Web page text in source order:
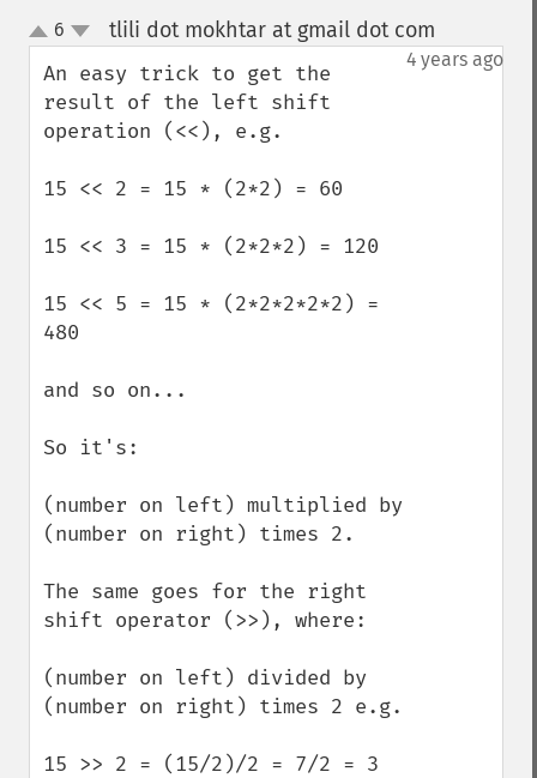
up
down
6 tlili dot mokhtar at gmail dot com
4 years ago
An easy trick to get the
result of the left shift
operation (<<), e.g.
15 << 2 = 15 * (2*2) = 60
15 << 3 = 15 * (2*2*2) = 120
15 << 5 = 15 * (2*2*2*2*2) =
480
and so on...
So it's:
(number on left) multiplied by
(number on right) times 2.
The same goes for the right
shift operator (>>), where:
(number on left) divided by
(number on right) times 2 e.g.
15 >> 2 = (15/2)/2 = 7/2 = 3